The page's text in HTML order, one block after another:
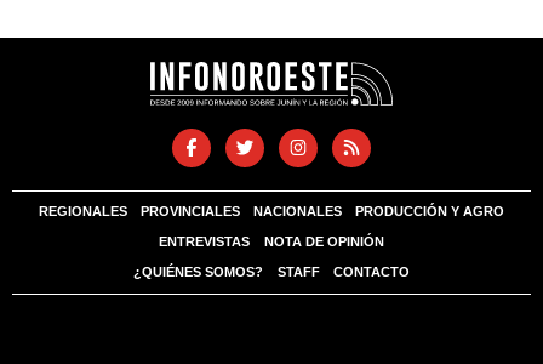
REGIONALES PROVINCIALES NACIONALES PRODUCCIÓN Y AGRO
ENTREVISTAS NOTA DE OPINIÓN
¿QUIÉNES SOMOS? STAFF CONTACTO